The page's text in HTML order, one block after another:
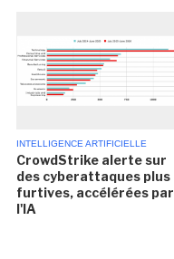
INTELLIGENCE ARTIFICIELLE
CrowdStrike alerte sur
des cyberattaques plus
furtives, accélérées par
l'IA